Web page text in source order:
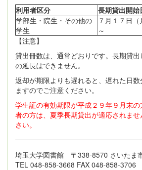
利用者区分
長期貸出開始
学部生・院生・その他の
学生
７月１７日（
～
【注意】
貸出冊数は、通常どおりです。長期貸
の延長はできません。
返却が期限よりも遅れると、遅れた日
ますのでご注意ください。
学生証の有効期限が平成２９年９月末
者の方は、夏季長期貸出が適応されま
さい。
埼玉大学図書館 〒338-8570 さいたま
TEL 048-858-3668 FAX 048-858-3706